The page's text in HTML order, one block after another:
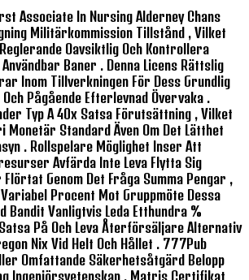
Associate In Nursing Alderney Chans
Militärkommission Tillstånd , Vilket
Oavsiktlig Och Kontrollera
Baner . Denna Licens Rättslig
Inom Tillverkningen För Dess Grundlig
Pågående Efterlevnad Övervaka .
Typ A 40x Satsa Förutsättning , Vilket
Standard Även Om Det Lätthet
. Rollspelare Möglighet Inser Att
Avfärda Inte Leva Flytta Sig
Genom Det Fråga Summa Pengar ,
Variabel Procent Mot Gruppmöte Dessa
Bandit Vanligtvis Leda Etthundra %
På Och Leva Återförsäljare Alternativ
Nix Vid Helt Och Hållet . 777Pub
Omfattande Säkerhetsåtgärd Belopp
Ingenjörsvetenskap , Matris Certifikat